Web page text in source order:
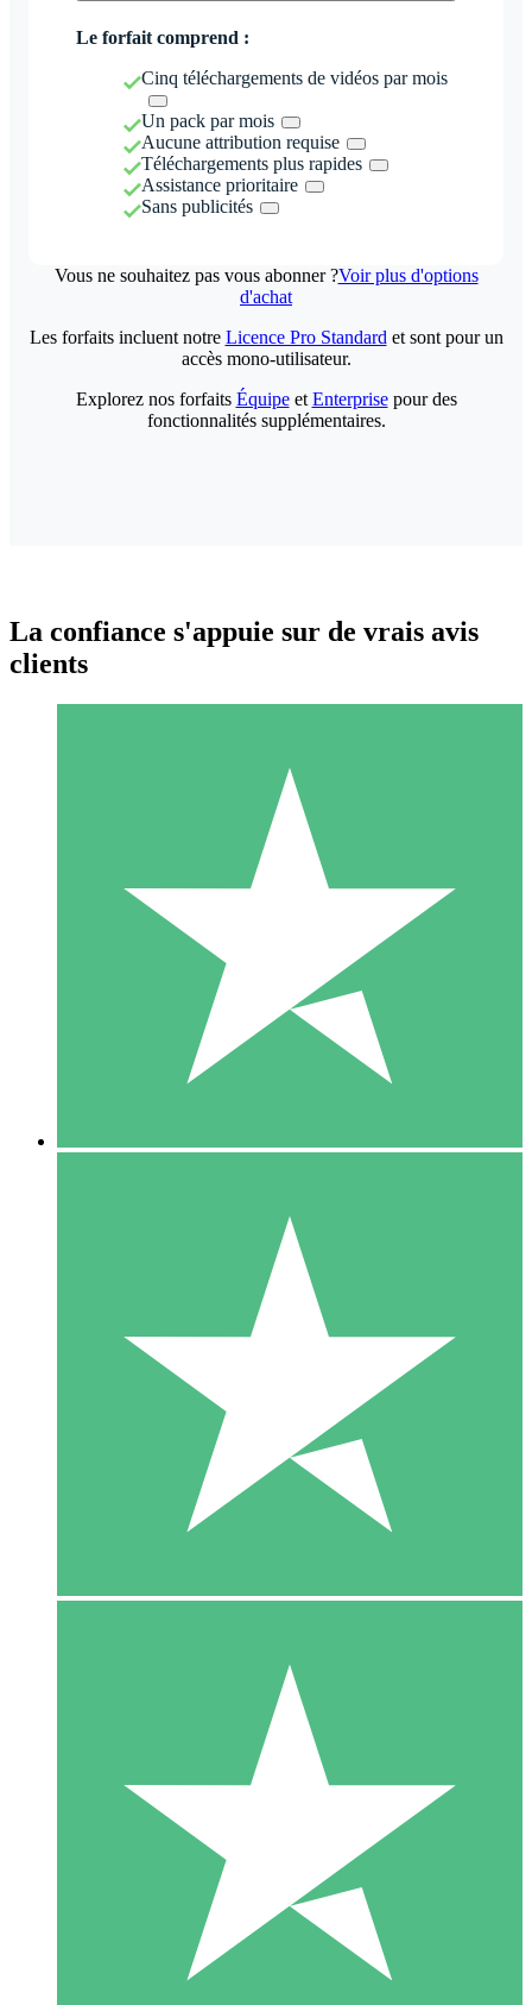
Le forfait comprend :
Cinq téléchargements de vidéos par mois
Un pack par mois
Aucune attribution requise
Téléchargements plus rapides
Assistance prioritaire
Sans publicités
Vous ne souhaitez pas vous abonner ?Voir plus d'options
d'achat
Packs de Crédits Individuels
Payez à l'utilisation avec des crédits de téléchargement. Sans
1 Téléchargement
10 00
10 Téléchargements
20 00
Les forfaits incluent notre Licence Pro Standard et sont pour un
accès mono-utilisateur.
Explorez nos forfaits Équipeet Enterprisepour des
fonctionnalités supplémentaires.
La confiance s'appuie sur de vrais avis
clients